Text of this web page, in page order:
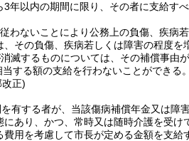
年以内の期間に限り、その者に支給す
わないことにより公務上の負傷、疾病
その負傷、疾病若しくは障害の程度
滅するものについては、その補償事由
する額の支給を行わないことができる。
正)
有する者が、当該傷病補償年金又は障
あり、かつ、常時又は随時介護を受
用を考慮して市長が定める金額を支給